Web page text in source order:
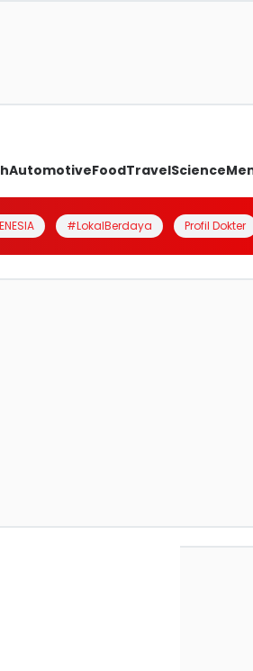
AutomotiveFoodTravelScience
#LokalBerdaya Profil Dokter